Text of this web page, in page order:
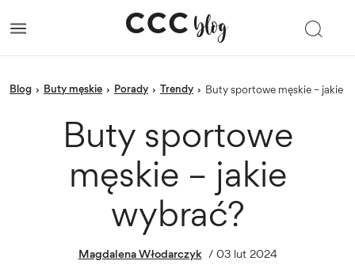
blog › Buty męskie › porady › trendy › Buty sportowe męskie – jakie
Buty sportowe
męskie – jakie
wybrać?
Magdalena Włodarczyk / 03 lut 2024